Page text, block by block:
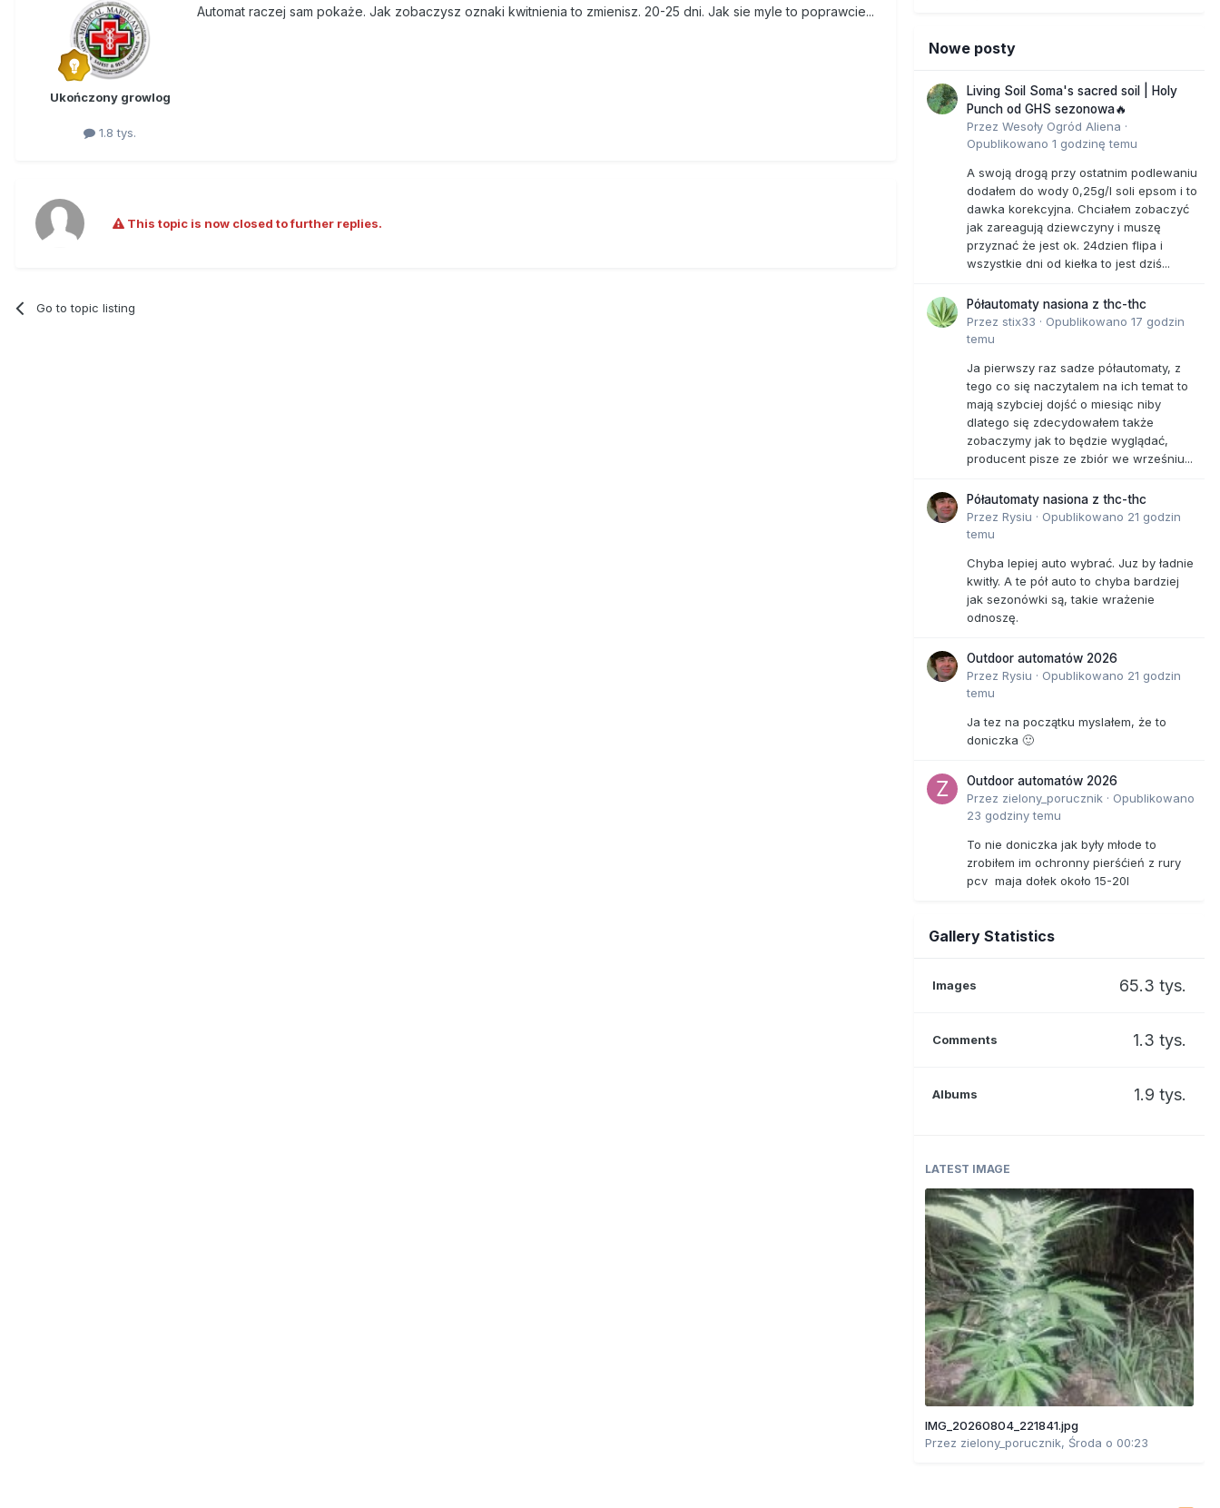
Ukończony growlog
1.8 tys.
Automat raczej sam pokaże. Jak zobaczysz oznaki kwitnienia to zmienisz. 20-25 dni. Jak sie myle to poprawcie...
This topic is now closed to further replies.
Go to topic listing
Nowe posty
Living Soil Soma's sacred soil | Holy
Punch od GHS sezonowa🔥
Przez Wesoły Ogród Aliena ·
Opublikowano 1 godzinę temu
A swoją drogą przy ostatnim podlewaniu
dodałem do wody 0,25g/l soli epsom i to
dawka korekcyjna. Chciałem zobaczyć
jak zareagują dziewczyny i muszę
przyznać że jest ok. 24dzien flipa i
wszystkie dni od kiełka to jest dziś...
Półautomaty nasiona z thc-thc
Przez stix33 · Opublikowano 17 godzin
temu
Ja pierwszy raz sadze półautomaty, z
tego co się naczytalem na ich temat to
mają szybciej dojść o miesiąc niby
dlatego się zdecydowałem także
zobaczymy jak to będzie wyglądać,
producent pisze ze zbiór we wrześniu...
Półautomaty nasiona z thc-thc
Przez Rysiu · Opublikowano 21 godzin
temu
Chyba lepiej auto wybrać. Juz by ładnie
kwitły. A te pół auto to chyba bardziej
jak sezonówki są, takie wrażenie
odnoszę.
Outdoor automatów 2026
Przez Rysiu · Opublikowano 21 godzin
temu
Ja tez na początku myslałem, że to
doniczka 🙂
Outdoor automatów 2026
Przez zielony_porucznik · Opublikowano
23 godziny temu
To nie doniczka jak były młode to
zrobiłem im ochronny pierśćień z rury
pcv maja dołek około 15-20l
Gallery Statistics
Images 65.3 tys.
Comments 1.3 tys.
Albums 1.9 tys.
LATEST IMAGE
IMG_20260804_221841.jpg
Przez zielony_porucznik, Środa o 00:23